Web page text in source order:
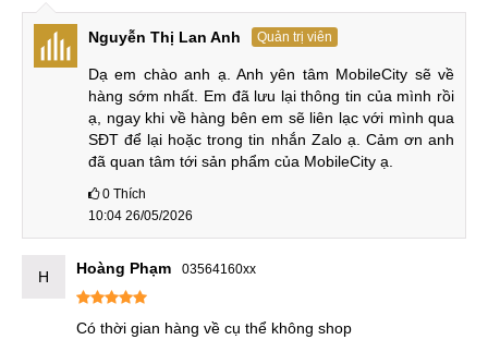
Điểm nâng cấp tiếp theo là cảm biến vân tay của OPPO
Find X8 Ultra đã là siêu âm dưới màn hình trong khi cũng
thao tác bên trong màn hình nhưng vân tay của bản tiền
nhiệm là quang học kém ổn định hơn.
OPPO Find X8 Ultra vs OPPO Find X7 Ultra
Nghịch lý là độ sáng màn hình OPPO Find X8 Ultra lại thấp
hơn thế hệ trước. Tuy nhiên độ sáng tối đa toàn màn hình
1600nit của X8 Ultra cũng đã đủ cho người dùng sử dụng
tốt ngoài trời không cần đến 2600nit như X7 Ultra.
Nguyễn Thị Lan Anh Quản trị viên
Dạ em chào anh ạ. Anh yên tâm MobileCity sẽ về
hàng sớm nhất. Em đã lưu lại thông tin của mình rồi
ạ, ngay khi về hàng bên em sẽ liên lạc với mình qua
SĐT để lại hoặc trong tin nhắn Zalo ạ. Cảm ơn anh
đã quan tâm tới sản phẩm của MobileCity ạ.
0 Thích
10:04 26/05/2026
H Hoàng Phạm 03564160xx
Có thời gian hàng về cụ thể không shop